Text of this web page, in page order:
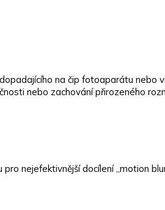
na čip fotoaparátu
nebo zachování přirozeného
nejefektivnější docílení „motion